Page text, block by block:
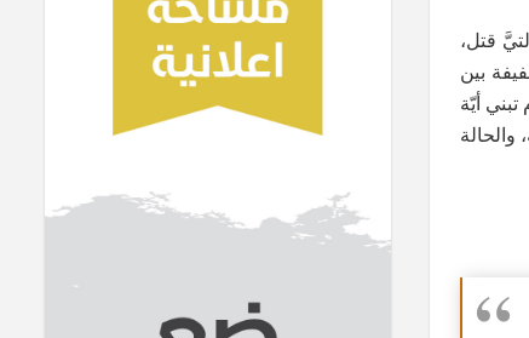
قتل،
بين
أيّة
والحالة